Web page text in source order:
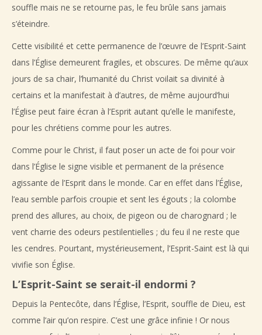
souffle mais ne se retourne pas, le feu brûle sans jamais
s’éteindre.
Cette visibilité et cette permanence de l’œuvre de l’Esprit-Saint
dans l’Église demeurent fragiles, et obscures. De même qu’aux
jours de sa chair, l’humanité du Christ voilait sa divinité à
certains et la manifestait à d’autres, de même aujourd’hui
l’Église peut faire écran à l’Esprit autant qu’elle le manifeste,
pour les chrétiens comme pour les autres.
Comme pour le Christ, il faut poser un acte de foi pour voir
dans l’Église le signe visible et permanent de la présence
agissante de l’Esprit dans le monde. Car en effet dans l’Église,
l’eau semble parfois croupie et sent les égouts ; la colombe
prend des allures, au choix, de pigeon ou de charognard ; le
vent charrie des odeurs pestilentielles ; du feu il ne reste que
les cendres. Pourtant, mystérieusement, l’Esprit-Saint est là qui
vivifie son Église.
L’Esprit-Saint se serait-il endormi ?
Depuis la Pentecôte, dans l’Église, l’Esprit, souffle de Dieu, est
comme l’air qu’on respire. C’est une grâce infinie ! Or nous